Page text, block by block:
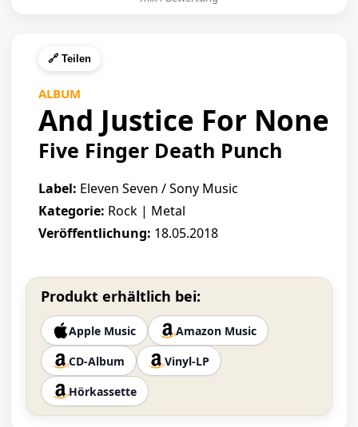
🔗 Teilen
ALBUM
And Justice For None
Five Finger Death Punch
Label: Eleven Seven / Sony Music
Kategorie: Rock | Metal
Veröffentlichung: 18.05.2018
Produkt erhältlich bei:
Apple Music
Amazon Music
CD-Album
Vinyl-LP
Hörkassette